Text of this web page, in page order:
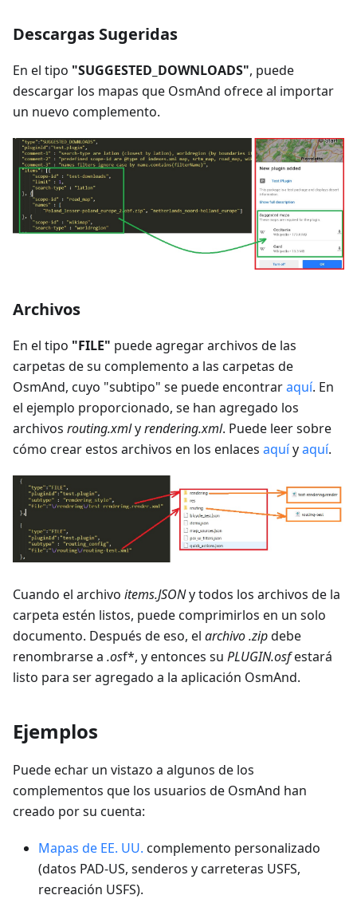
Descargas Sugeridas
En el tipo "SUGGESTED_DOWNLOADS", puede
descargar los mapas que OsmAnd ofrece al importar
un nuevo complemento.
Archivos
En el tipo "FILE" puede agregar archivos de las
carpetas de su complemento a las carpetas de
OsmAnd, cuyo "subtipo" se puede encontraraquí. En
el ejemplo proporcionado, se han agregado los
archivos routing.xmlyrendering.xml. Puede leer sobre
cómo crear estos archivos en los enlaces aquíyaquí.
Cuando el archivo items.JSONy todos los archivos de la
carpeta estén listos, puede comprimirlos en un solo
documento. Después de eso, el archivo .zipdebe
renombrarse a .osf*, y entonces su PLUGIN.osfestará
listo para ser agregado a la aplicación OsmAnd.
Ejemplos
Puede echar un vistazo a algunos de los
complementos que los usuarios de OsmAnd han
creado por su cuenta:
Mapas de EE. UU. complemento personalizado
(datos PAD-US, senderos y carreteras USFS,
recreación USFS).